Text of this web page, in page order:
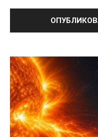
О нас
Связаться с нами
Подписка
Мой аккаунт
Реклама
Контакты